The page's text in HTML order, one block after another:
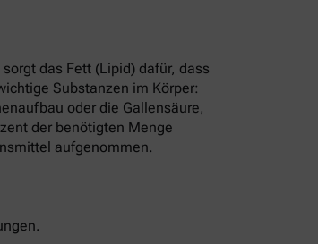
das Fett (Lipid) dafür, dass
Substanzen im Körper:
oder die Gallensäure,
der benötigten Menge
aufgenommen.